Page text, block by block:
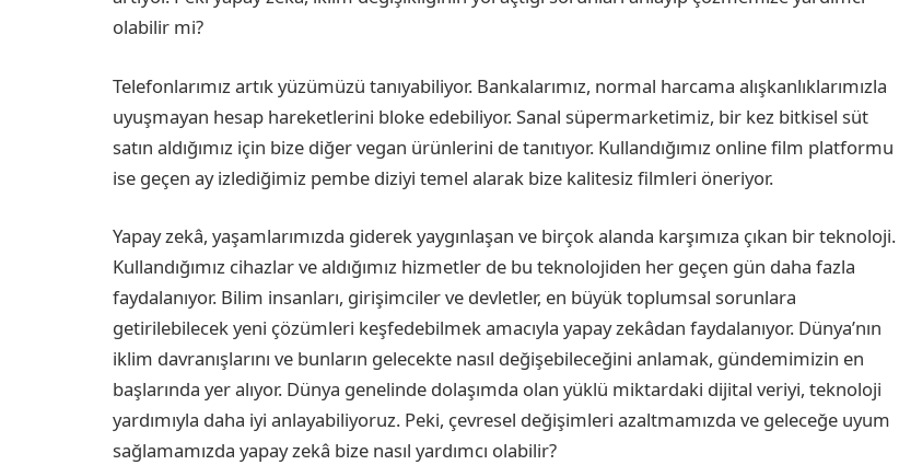
olabilir mi?
Telefonlarımız artık yüzümüzü tanıyabiliyor. Bankalarımız, normal harcama alışkanlıklarımızla
uyuşmayan hesap hareketlerini bloke edebiliyor. Sanal süpermarketimiz, bir kez bitkisel süt
satın aldığımız için bize diğer vegan ürünlerini de tanıtıyor. Kullandığımız online film platformu
ise geçen ay izlediğimiz pembe diziyi temel alarak bize kalitesiz filmleri öneriyor.
Yapay zekâ, yaşamlarımızda giderek yaygınlaşan ve birçok alanda karşımıza çıkan bir teknoloji.
Kullandığımız cihazlar ve aldığımız hizmetler de bu teknolojiden her geçen gün daha fazla
faydalanıyor. Bilim insanları, girişimciler ve devletler, en büyük toplumsal sorunlara
getirilebilecek yeni çözümleri keşfedebilmek amacıyla yapay zekâdan faydalanıyor. Dünya’nın
iklim davranışlarını ve bunların gelecekte nasıl değişebileceğini anlamak, gündemimizin en
başlarında yer alıyor. Dünya genelinde dolaşımda olan yüklü miktardaki dijital veriyi, teknoloji
yardımıyla daha iyi anlayabiliyoruz. Peki, çevresel değişimleri azaltmamızda ve geleceğe uyum
sağlamamızda yapay zekâ bize nasıl yardımcı olabilir?